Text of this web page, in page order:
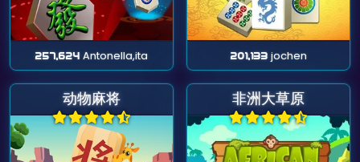
257,624Antonella,ita 201,133 jochen
动物麻将 非洲大草原